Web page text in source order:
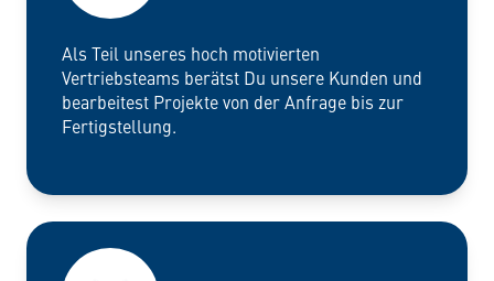
Als Teil unseres hoch motivierten
Vertriebsteams berätst Du unsere Kunden und
bearbeitest Projekte von der Anfrage bis zur
Fertigstellung.